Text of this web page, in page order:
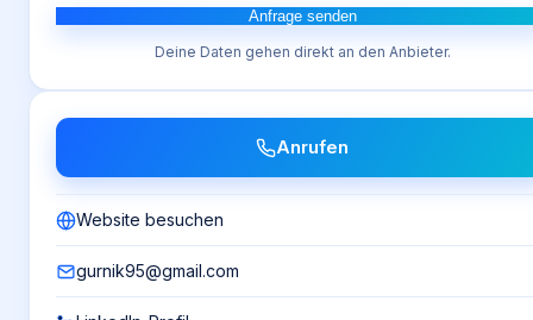
Anfrage senden
Deine Daten gehen direkt an den Anbieter.
Anrufen
Website besuchen
gurnik95@gmail.com